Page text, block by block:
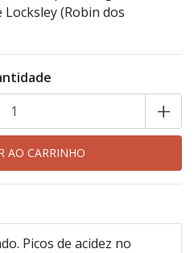
Locksley (Robin dos
+
Picos de acidez no